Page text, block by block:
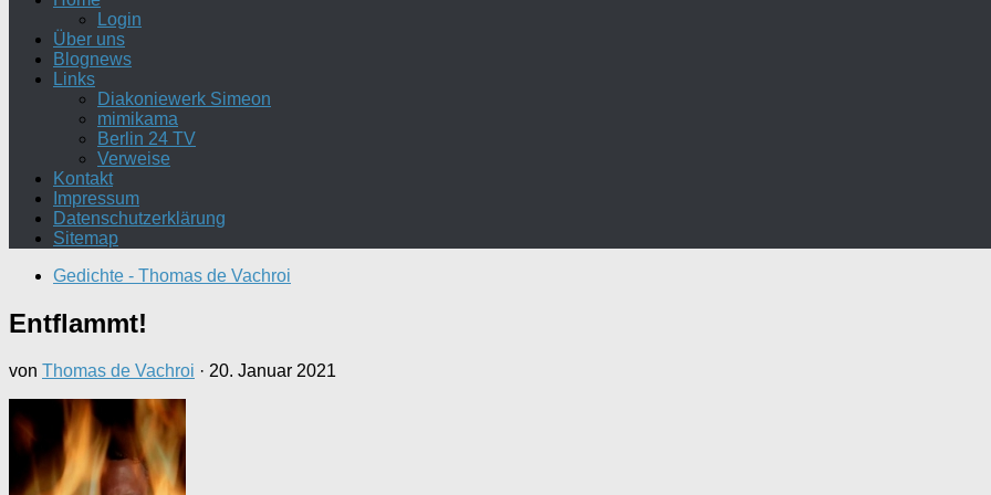
Login
Über uns
Blognews
Links
Diakoniewerk Simeon
mimikama
Berlin 24 TV
Verweise
Kontakt
Impressum
Datenschutzerklärung
Sitemap
Gedichte - Thomas de Vachroi
Entflammt!
von Thomas de Vachroi · 20. Januar 2021